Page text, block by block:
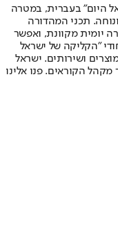
היום" בעברית, במטרה
תכני המהדורה
יומית מקוונת, ואפשר
"הקליקה של ישראל
ושירותים. ישראל
הקוראים. פנו אלינו